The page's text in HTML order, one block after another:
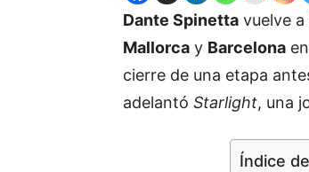
Dante Spinetta vuelve a
Mallorca y Barcelona en
cierre de una etapa
adelantó Starlight, una
Índice